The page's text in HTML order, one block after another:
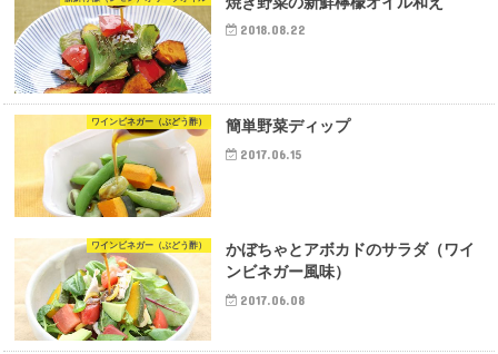
2018.08.22
ワインビネガー（ぶどう酢） 簡単野菜ディップ
2017.06.15
ワインビネガー（ぶどう酢）
かぼちゃとアボカドのサラダ（ワイ
ンビネガー風味）
2017.06.08